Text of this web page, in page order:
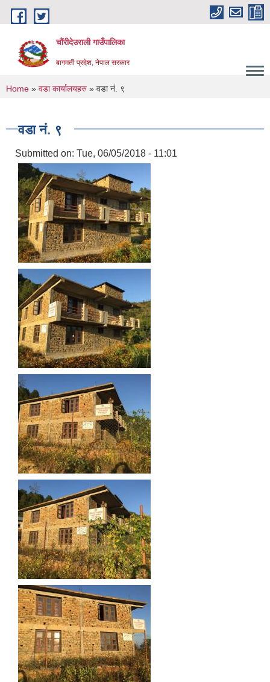
Skip to main content
चौंरीदेउराली गाउँपालिका
बागमती प्रदेश, नेपाल सरकार
You are here
Home » वडा कार्यालयहरु » वडा नं. ९
वडा नं. ९
Submitted on: Tue, 06/05/2018 - 11:01